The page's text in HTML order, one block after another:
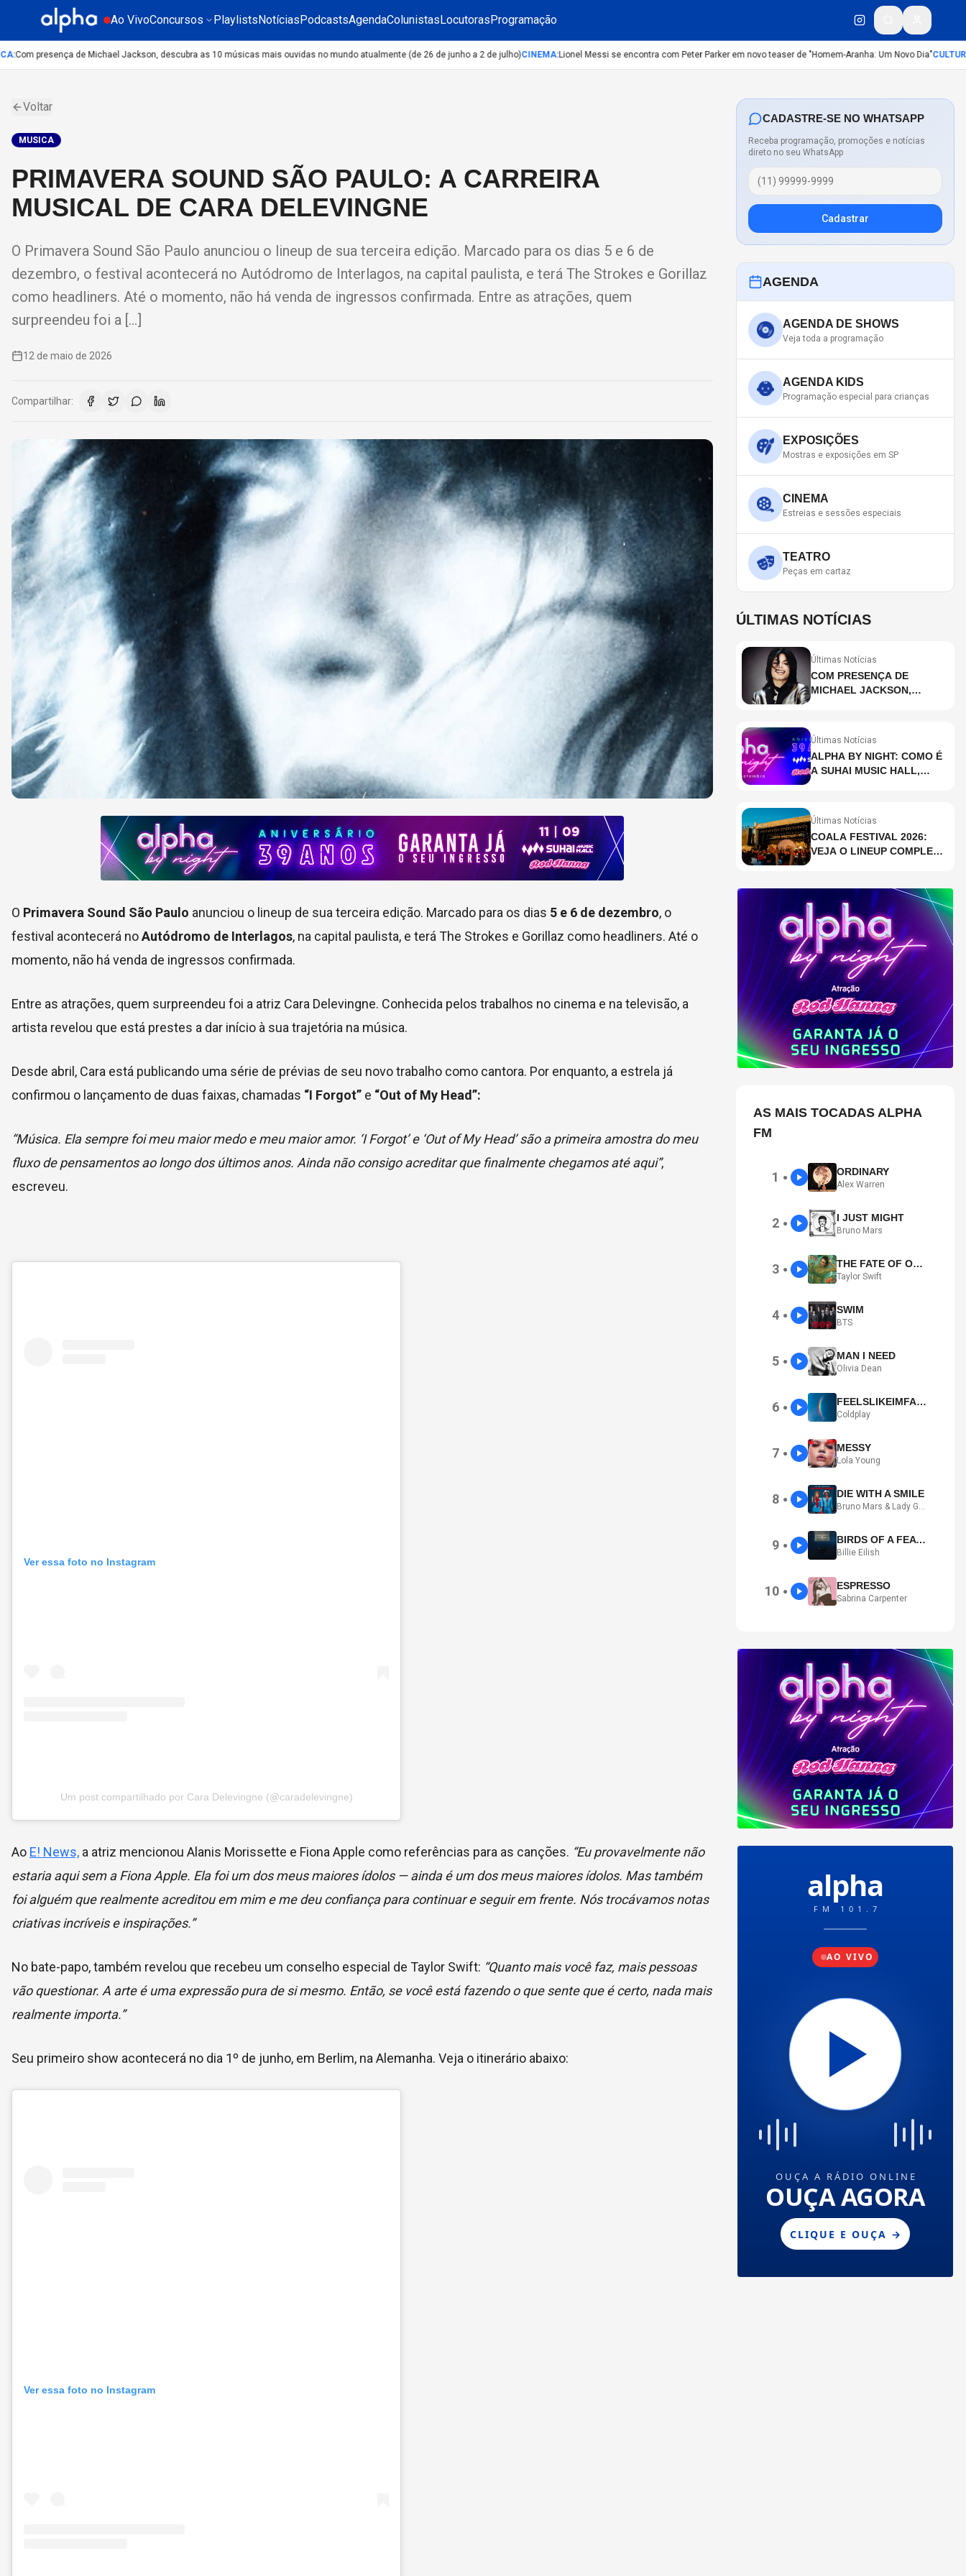
Ao VivoConcursos PlaylistsNotíciasPodcastsAgendaColunistasLocutorasProgramação
:Com presença de Michael Jackson, descubra as 10 músicas mais ouvidas no mundo atualmente (de 26 de junho a 2 de julho) CINEMA:Lionel Messi se encontra com Peter Parker em novo teaser de "Homem-Aranha: Um Novo Dia"CULTURA:
Voltar
MUSICA
PRIMAVERA SOUND SÃO PAULO: A CARREIRA
MUSICAL DE CARA DELEVINGNE
O Primavera Sound São Paulo anunciou o lineup de sua terceira edição. Marcado para os dias 5 e 6 de
dezembro, o festival acontecerá no Autódromo de Interlagos, na capital paulista, e terá The Strokes e Gorillaz
como headliners. Até o momento, não há venda de ingressos confirmada. Entre as atrações, quem
surpreendeu foi a […]
12 de maio de 2026
Compartilhar:
O Primavera Sound São Paulo anunciou o lineup de sua terceira edição. Marcado para os dias 5 e 6 de dezembro, o
festival acontecerá noAutódromo de Interlagos, na capital paulista, e terá The Strokes e Gorillaz como headliners. Até o
momento, não há venda de ingressos confirmada.
Entre as atrações, quem surpreendeu foi a atriz Cara Delevingne. Conhecida pelos trabalhos no cinema e na televisão, a
artista revelou que está prestes a dar início à sua trajetória na música.
Desde abril, Cara está publicando uma série de prévias de seu novo trabalho como cantora. Por enquanto, a estrela já
confirmou o lançamento de duas faixas, chamadas “I Forgot” e “Out of My Head”:
“Música. Ela sempre foi meu maior medo e meu maior amor. ‘I Forgot’ e ‘Out of My Head’ são a primeira amostra do meu
fluxo de pensamentos ao longo dos últimos anos. Ainda não consigo acreditar que finalmente chegamos até aqui”,
escreveu.
Ver essa foto no Instagram
Um post compartilhado por Cara Delevingne (@caradelevingne)
Ao E! News, a atriz mencionou Alanis Morissette e Fiona Apple como referências para as canções. “Eu provavelmente não
estaria aqui sem a Fiona Apple. Ela foi um dos meus maiores ídolos — ainda é um dos meus maiores ídolos. Mas também
foi alguém que realmente acreditou em mim e me deu confiança para continuar e seguir em frente. Nós trocávamos notas
criativas incríveis e inspirações.”
No bate-papo, também revelou que recebeu um conselho especial de Taylor Swift: “Quanto mais você faz, mais pessoas
vão questionar. A arte é uma expressão pura de si mesmo. Então, se você está fazendo o que sente que é certo, nada mais
realmente importa.”
Seu primeiro show acontecerá no dia 1º de junho, em Berlim, na Alemanha. Veja o itinerário abaixo:
Ver essa foto no Instagram
CADASTRE-SE NO WHATSAPP
Receba programação, promoções e notícias
direto no seu WhatsApp
Cadastrar
AGENDA
AGENDA DE SHOWS
Veja toda a programação
AGENDA KIDS
Programação especial para crianças
EXPOSIÇÕES
Mostras e exposições em SP
CINEMA
Estreias e sessões especiais
TEATRO
Peças em cartaz
ÚLTIMAS NOTÍCIAS
Últimas Notícias
COM PRESENÇA DE
MICHAEL JACKSON,
ATUALMENTE (DE 26 DE
Últimas Notícias
ALPHA BY NIGHT: COMO É
A SUHAI MUSIC HALL,
PAULO?
Últimas Notícias
COALA FESTIVAL 2026:
VEJA O LINEUP COMPLETO
AS MAIS TOCADAS ALPHA
FM
1 ● ORDINARY
Alex Warren
2 ● I JUST MIGHT
Bruno Mars
3 ● THE FATE OF OPHELIA
Taylor Swift
4 ● SWIM
BTS
5 ● MAN I NEED
Olivia Dean
6 ● FEELSLIKEIMFALLINGINLOVE
Coldplay
7 ● MESSY
Lola Young
8 ● DIE WITH A SMILE
Bruno Mars & Lady Gaga
9 ● BIRDS OF A FEATHER
Billie Eilish
10 ● ESPRESSO
Sabrina Carpenter